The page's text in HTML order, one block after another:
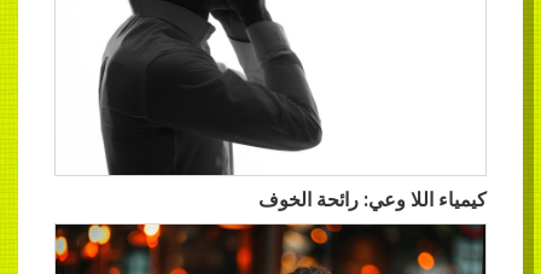
كيمياء اللا وعي: رائحة الخوف